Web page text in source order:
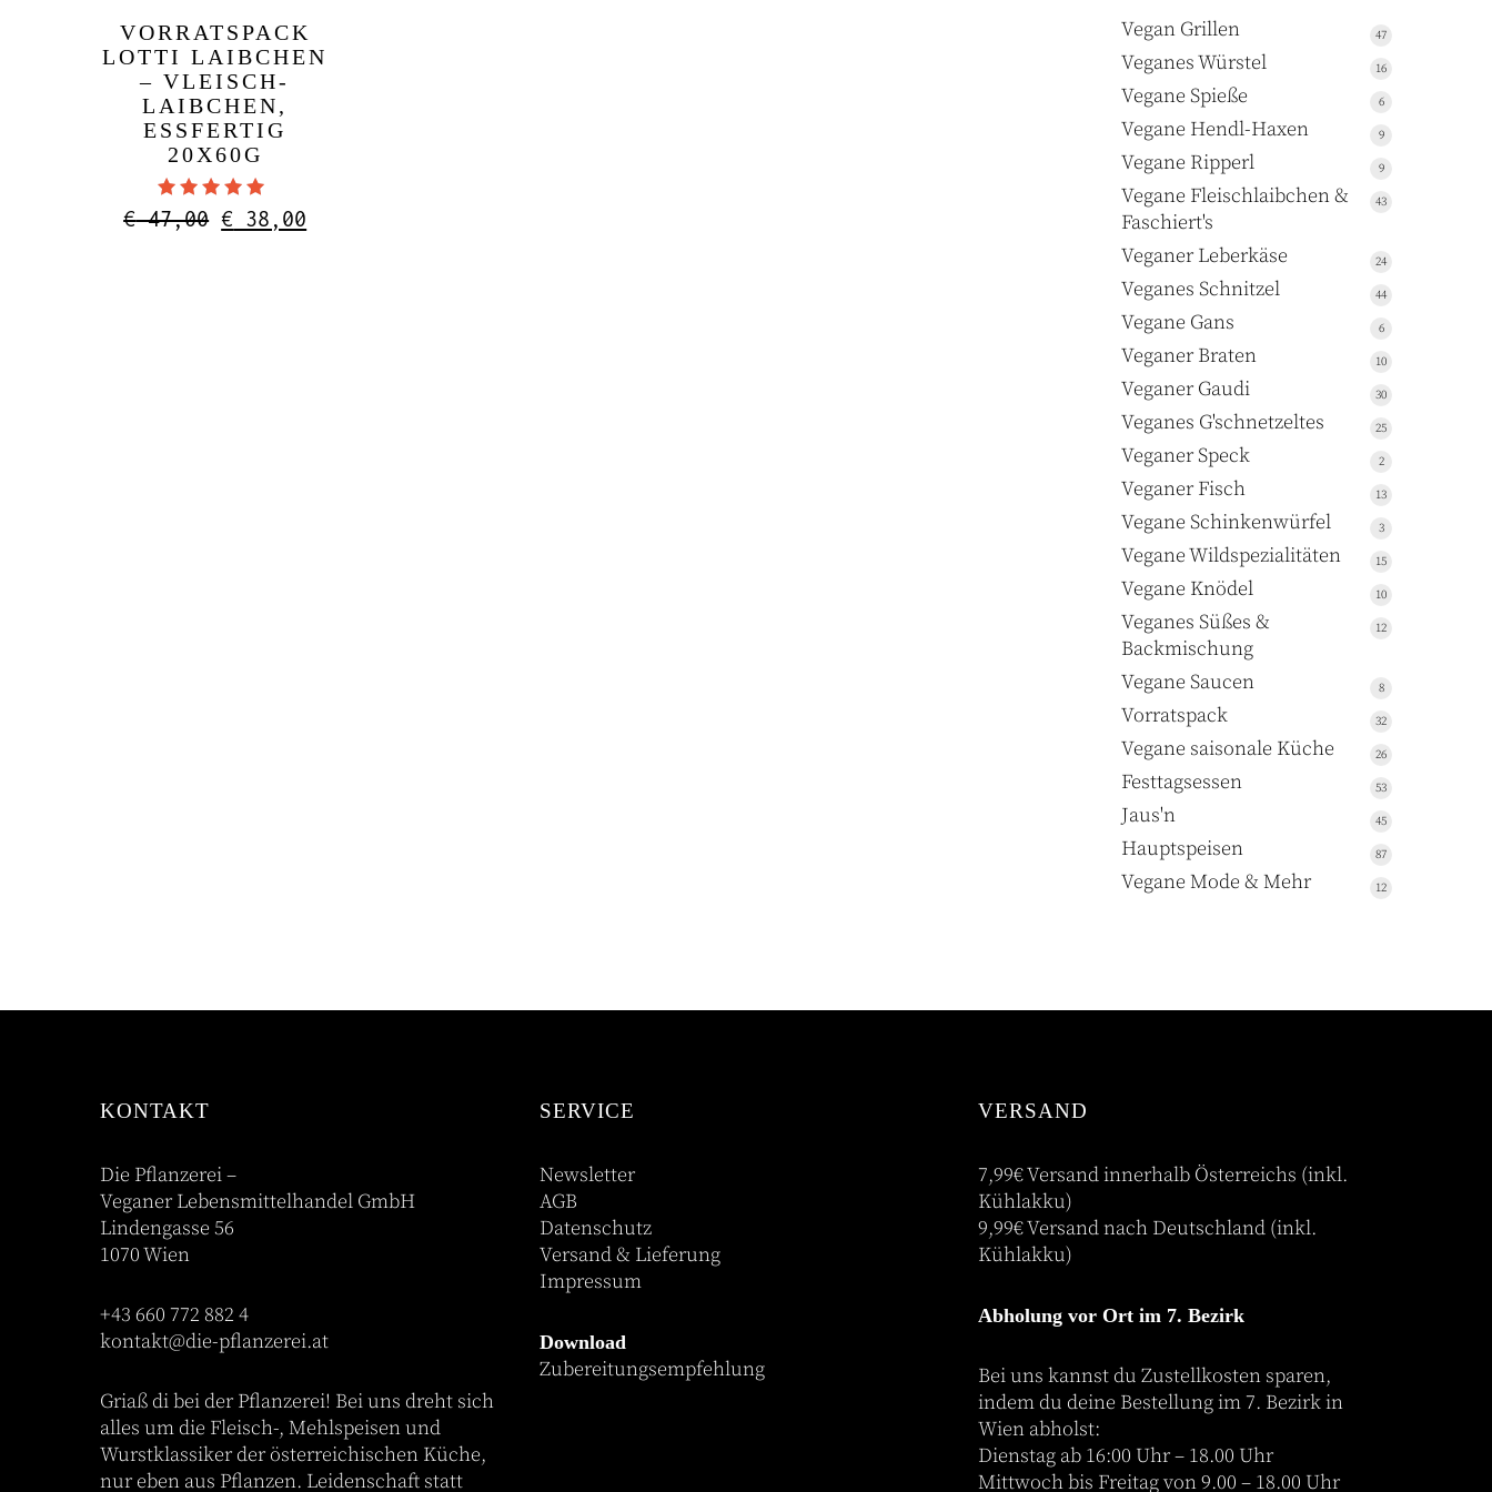
VORRATSPACK
LOTTI LAIBCHEN
– VLEISCH-
LAIBCHEN,
ESSFERTIG
20X60G
Bewertet mit
4.50
€47,00 Ursprünglicher
€ 38,00
Vegan Grillen 4747
Veganes Würstel 1616
Vegane Spieße 66
Vegane Hendl-Haxen 99
Vegane Ripperl 99
Vegane Fleischlaibchen &
Faschiert's
4343
Veganer Leberkäse 2424
Veganes Schnitzel 4444
Vegane Gans 66
Veganer Braten 1010
Veganer Gaudi 3030
Veganes G'schnetzeltes 2525
Veganer Speck 22
Veganer Fisch 1313
Vegane Schinkenwürfel 33
Vegane Wildspezialitäten 1515
Vegane Knödel 1010
Veganes Süßes &
Backmischung
1212
Vegane Saucen 88
Vorratspack 3232
Vegane saisonale Küche 2626
Festtagsessen 5353
Jaus'n 4545
Hauptspeisen 8787
Vegane Mode & Mehr 1212
KONTAKT
Die Pflanzerei –
Veganer Lebensmittelhandel GmbH
Lindengasse 56
1070 Wien
+43 660 772 882 4
kontakt@die-pflanzerei.at
Griaß di bei der Pflanzerei! Bei uns dreht sich
alles um die Fleisch-, Mehlspeisen und
Wurstklassiker der österreichischen Küche,
nur eben aus Pflanzen. Leidenschaft statt
SERVICE
Newsletter
AGB
Datenschutz
Versand & Lieferung
Impressum
Download
Zubereitungsempfehlung
VERSAND
7,99€ Versand innerhalb Österreichs (inkl.
Kühlakku)
9,99€ Versand nach Deutschland (inkl.
Kühlakku)
Abholung vor Ort im 7. Bezirk
Bei uns kannst du Zustellkosten sparen,
indem du deine Bestellung im 7. Bezirk in
Wien abholst:
Dienstag ab 16:00 Uhr – 18.00 Uhr
Mittwoch bis Freitag von 9.00 – 18.00 Uhr